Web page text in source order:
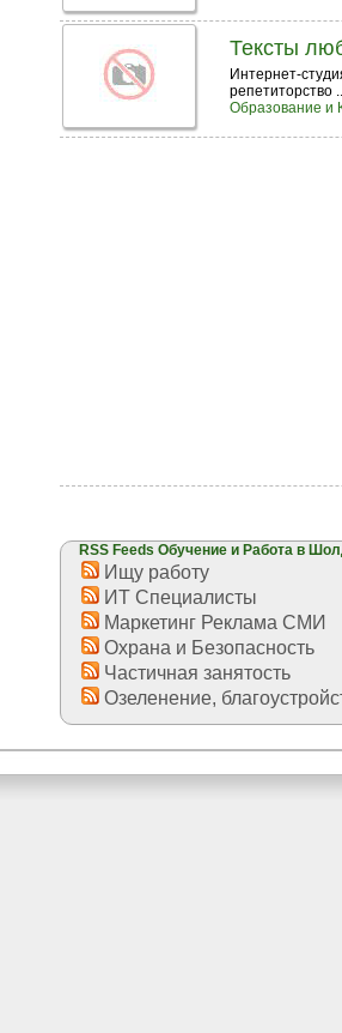
Тексты
Интернет-
репетиторство
Образование и
RSS Feeds Обучение и Работа в
Ищу работу
ИТ Специалисты
Маркетинг Реклама СМИ
Охрана и Безопасность
Частичная занятость
Озеленение,